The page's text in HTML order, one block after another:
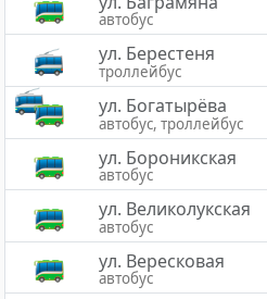
автобус
ул. Берестеня
троллейбус
ул. Богатырёва
автобус, троллейбус
ул. Бороникская
автобус
ул. Великолукская
автобус
ул. Вересковая
автобус